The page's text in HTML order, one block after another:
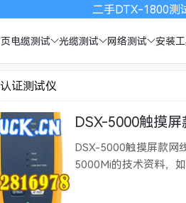
二手DTX-1800测
电缆测试 光缆测试 网络测试 安装
证测试仪
DSX-5000触摸
DSX-5000触摸屏款网
5000Mi的技术资料，